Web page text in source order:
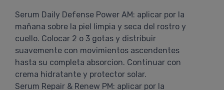
Serum Daily Defense Power AM: aplicar por la
mañana sobre la piel limpia y seca del rostro y
cuello. Colocar 2 o 3 gotas y distribuir
suavemente con movimientos ascendentes
hasta su completa absorcion. Continuar con
crema hidratante y protector solar.
Serum Repair & Renew PM: aplicar por la